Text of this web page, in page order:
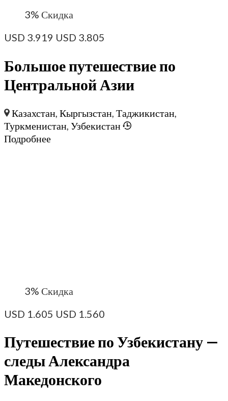
3% Скидка
USD 3.919 USD 3.805
Большое путешествие по
Центральной Азии
Казахстан ,Кыргызстан ,Таджикистан
Туркменистан Узбекистан
Подробнее
3% Скидка
USD 1.605 USD 1.560
Путешествие по Узбекистану —
следы Александра
Македонского